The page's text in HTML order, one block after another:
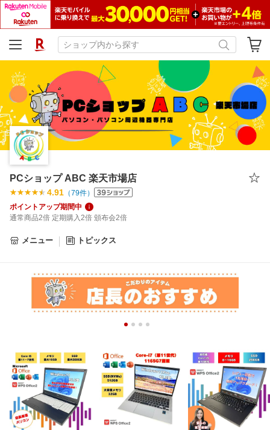
PCショップ ABC 楽天市場店
4.91 （79件）
ポイントアップ期間中
通常商品2倍 定期購入2倍 頒布会2倍
メニュー トピックス